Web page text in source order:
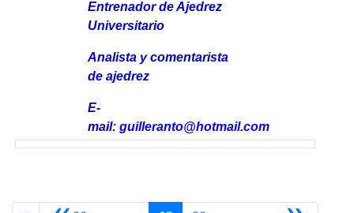
Entrenador de Ajedrez
Universitario
Analista y comentarista
de ajedrez
E-
mail: guilleranto@hotmail.com